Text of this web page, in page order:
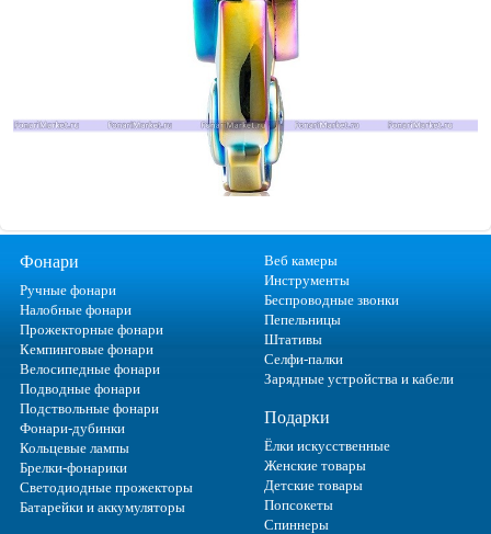
Фонари
Ручные фонари
Налобные фонари
Прожекторные фонари
Кемпинговые фонари
Велосипедные фонари
Подводные фонари
Подствольные фонари
Фонари-дубинки
Кольцевые лампы
Брелки-фонарики
Светодиодные прожекторы
Батарейки и аккумуляторы
Веб камеры
Инструменты
Беспроводные звонки
Пепельницы
Штативы
Селфи-палки
Зарядные устройства и кабели
Подарки
Ёлки искусственные
Женские товары
Детские товары
Попсокеты
Спиннеры